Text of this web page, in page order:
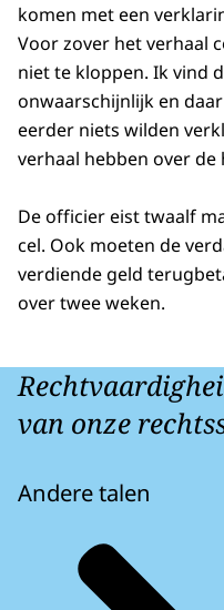
komen met een
Voor zover het verhaal
niet te kloppen. Ik vind
onwaarschijnlijk en
eerder niets wilden
verhaal hebben over
De officier eist twaalf
cel. Ook moeten de
verdiende geld
over twee weken.
van onze
Andere talen